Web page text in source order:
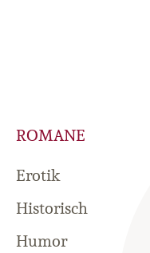
ROMANE
Erotik
Historisch
Humor